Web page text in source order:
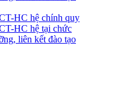
HC hệ chính quy
HC hệ tại chức
liên kết đào tạo